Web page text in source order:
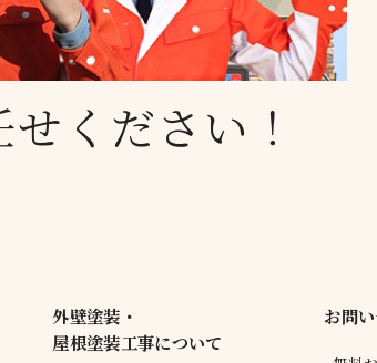
せください！
外壁塗装・
屋根塗装工事について
お問